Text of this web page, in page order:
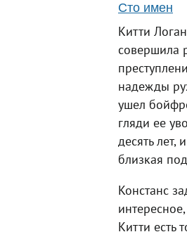
Сто имен
Китти
совершила
надежды
ушел
гляди ее
десять
близкая
Констанс
Китти есть